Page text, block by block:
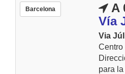
Barcelona A
Vía
Via
para